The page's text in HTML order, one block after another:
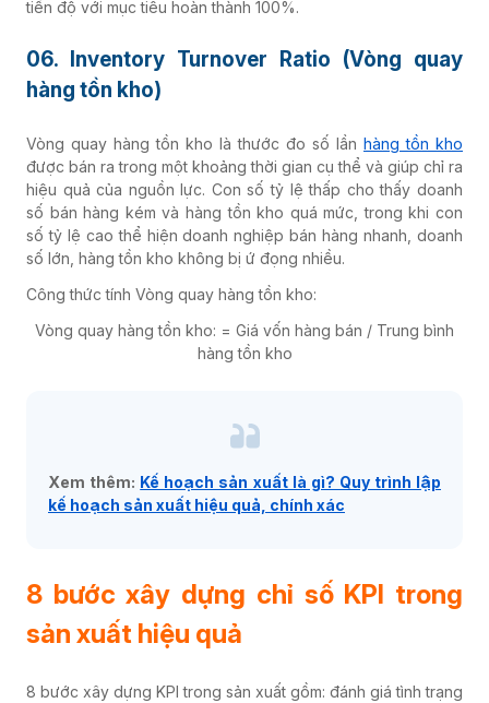
tiến độ với mục tiêu hoàn thành 100%.
06. Inventory Turnover Ratio (Vòng quay
hàng tồn kho)
Vòng quay hàng tồn kho là thước đo số lần hàng tồn kho
được bán ra trong một khoảng thời gian cụ thể và giúp chỉ ra
hiệu quả của nguồn lực. Con số tỷ lệ thấp cho thấy doanh
số bán hàng kém và hàng tồn kho quá mức, trong khi con
số tỷ lệ cao thể hiện doanh nghiệp bán hàng nhanh, doanh
số lớn, hàng tồn kho không bị ứ đọng nhiều.
Công thức tính Vòng quay hàng tồn kho:
Vòng quay hàng tồn kho: = Giá vốn hàng bán / Trung bình
hàng tồn kho
Xem thêm: Kế hoạch sản xuất là gì? Quy trình lập
kế hoạch sản xuất hiệu quả, chính xác
8 bước xây dựng chỉ số KPI trong
sản xuất hiệu quả
8 bước xây dựng KPI trong sản xuất gồm: đánh giá tình trạng